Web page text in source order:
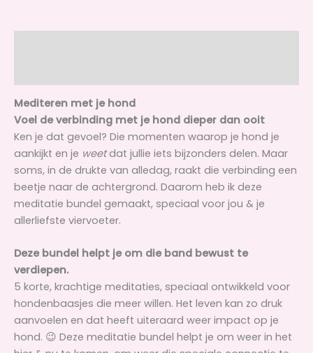
Mediteren met je hond
Voel de verbinding met je hond dieper dan ooit
Ken je dat gevoel? Die momenten waarop je hond je
aankijkt en je weetdat jullie iets bijzonders delen. Maar
soms, in de drukte van alledag, raakt die verbinding een
beetje naar de achtergrond. Daarom heb ik deze
meditatie bundel gemaakt, speciaal voor jou & je
allerliefste viervoeter.
Deze bundel helpt je om die band bewust te
verdiepen.
5 korte, krachtige meditaties, speciaal ontwikkeld voor
hondenbaasjes die meer willen. Het leven kan zo druk
aanvoelen en dat heeft uiteraard weer impact op je
hond. 😉 Deze meditatie bundel helpt je om weer in het